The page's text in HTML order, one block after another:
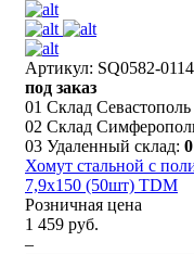
Артикул: SQ0582-0114
под заказ
01 Склад
02 Склад
03 Удаленный склад:
Хомут стальной с
7,9х150 (50шт) TDM
Розничная цена
1 459 руб.
–